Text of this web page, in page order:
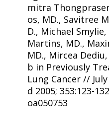
mitra
os, MD., Savitree
D., Michael
Martins, MD.,
MD., Mircea
b in Previously
Lung Cancer //
d 2005; 353:123-
oa050753